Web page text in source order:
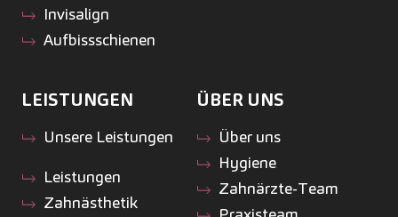
Invisalign
Aufbissschienen
LEISTUNGEN
Unsere Leistungen
Leistungen
Zahnästhetik
ÜBER UNS
Über uns
Hygiene
Zahnärzte-Team